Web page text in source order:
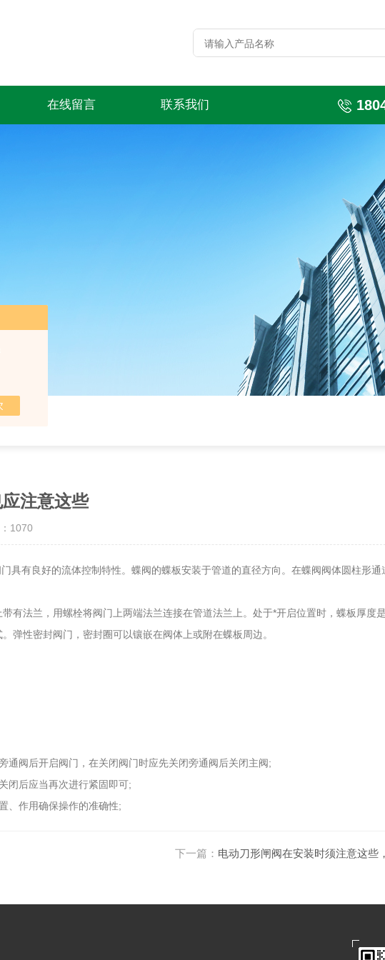
在线留言 联系我们
注意这些
1070
有良好的流体控制特性。蝶阀的蝶板安装于管道的直径方向。在蝶阀阀体圆柱形通
法兰，用螺栓将阀门上两端法兰连接在管道法兰上。处于*开启位置时，蝶板厚度
弹性密封阀门，密封圈可以镶嵌在阀体上或附在蝶板周边。
阀后开启阀门，在关闭阀门时应先关闭旁通阀后关闭主阀;
闭后应当再次进行紧固即可;
、作用确保操作的准确性;
下一篇： 电动刀形闸阀在安装时须注意这些